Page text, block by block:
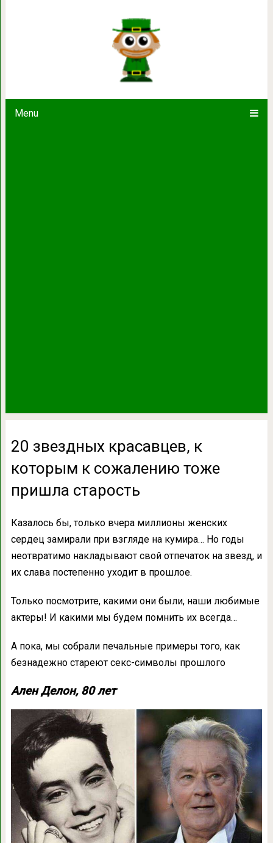
Menu
20 звездных красавцев, к
20 звездных красавцев, к
которым к сожалению тоже
пришла старость
Казалось бы, только вчера миллионы женских
сердец замирали при взгляде на кумира… Но годы
неотвратимо накладывают свой отпечаток на звезд, и
их слава постепенно уходит в прошлое.
Только посмотрите, какими они были, наши любимые
актеры! И какими мы будем помнить их всегда…
А пока, мы собрали печальные примеры того, как
безнадежно стареют секс-символы прошлого
Ален Делон, 80 лет